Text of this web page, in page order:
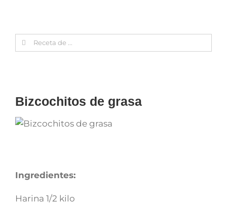
Search
for:
Bizcochitos de grasa
Ingredientes:
Harina 1/2 kilo